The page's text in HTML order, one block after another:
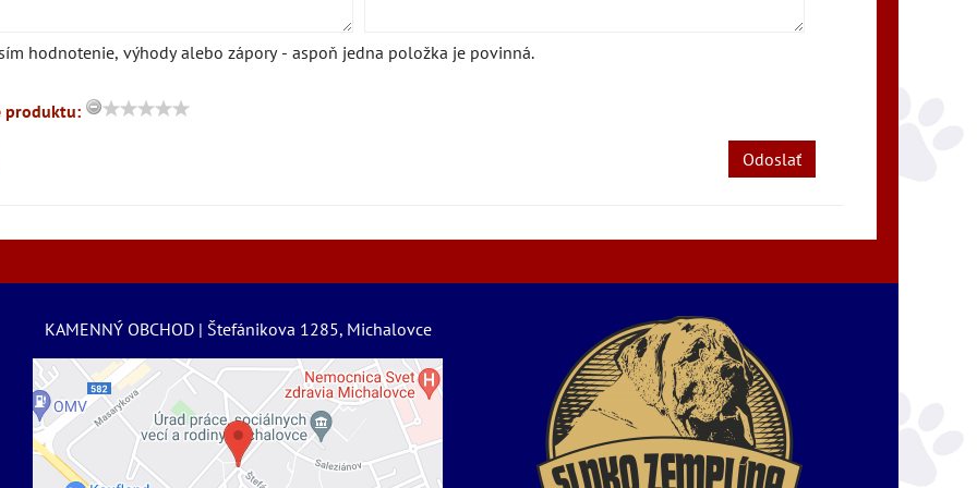
hodnotenie, výhody alebo zápory - aspoň jedna položka je povinná.
produktu:
Odoslať
KAMENNÝ OBCHOD | Štefánikova 1285, Michalovce